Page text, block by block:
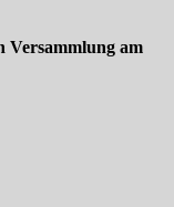
Versammlung am